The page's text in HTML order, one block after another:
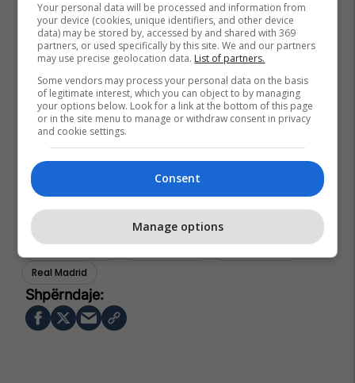
Florentino Perez Vinicius Junior
Kylian Mbappe
Real Madrid
Your personal data will be processed and information from
your device (cookies, unique identifiers, and other device
data) may be stored by, accessed by and shared with 369
partners, or used specifically by this site. We and our partners
may use precise geolocation data. List of partners.
Some vendors may process your personal data on the basis
of legitimate interest, which you can object to by managing
your options below. Look for a link at the bottom of this page
or in the site menu to manage or withdraw consent in privacy
and cookie settings.
Consent
Manage options